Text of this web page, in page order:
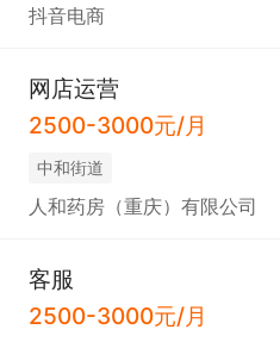
抖音电商
网店运营
2500-3000元/月
中和街道
人和药房（重庆）有限公司
客服
2500-3000元/月